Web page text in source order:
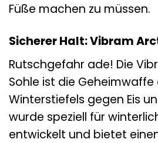
Füße machen zu müssen.
Sicherer Halt: Vibram
Rutschgefahr ade! Die
Sohle ist die Geheimwaffe
Winterstiefels gegen Eis
wurde speziell für
entwickelt und bietet